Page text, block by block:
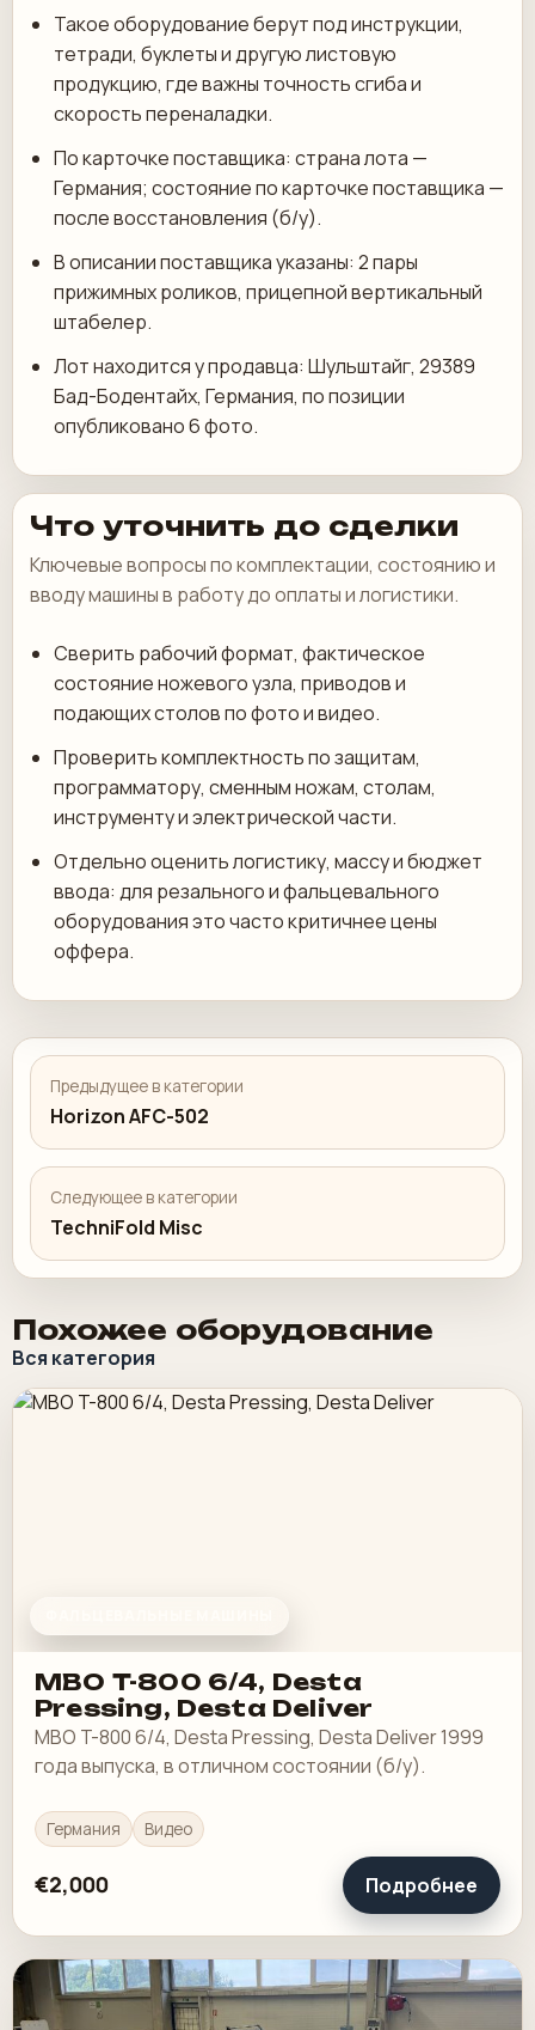
Такое оборудование берут под инструкции,
тетради, буклеты и другую листовую
продукцию, где важны точность сгиба и
скорость переналадки.
По карточке поставщика: страна лота —
Германия; состояние по карточке поставщика —
после восстановления (б/у).
В описании поставщика указаны: 2 пары
прижимных роликов, прицепной вертикальный
штабелер.
Лот находится у продавца: Шульштайг, 29389
Бад-Бодентайх, Германия, по позиции
опубликовано 6 фото.
Что уточнить до сделки
Ключевые вопросы по комплектации, состоянию и
вводу машины в работу до оплаты и логистики.
Сверить рабочий формат, фактическое
состояние ножевого узла, приводов и
подающих столов по фото и видео.
Проверить комплектность по защитам,
программатору, сменным ножам, столам,
инструменту и электрической части.
Отдельно оценить логистику, массу и бюджет
ввода: для резального и фальцевального
оборудования это часто критичнее цены
оффера.
Предыдущее в категории
Horizon AFC-502
Следующее в категории
TechniFold Misc
Похожее оборудование
Вся категория
MBO T-800 6/4, Desta
Pressing, Desta Deliver
MBO T-800 6/4, Desta Pressing, Desta Deliver 1999
года выпуска, в отличном состоянии (б/у).
Германия Видео
€2,000 Подробнее